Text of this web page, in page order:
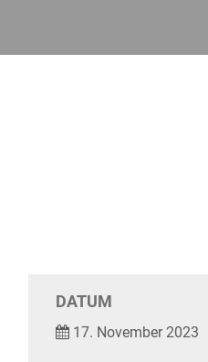
DATUM
17. November 2023